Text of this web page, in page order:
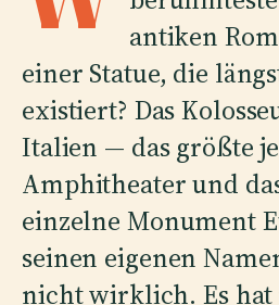
antiken
einer Statue, die
existiert? Das
Italien — das größte
Amphitheater und
einzelne Monument
seinen eigenen
nicht wirklich. Es